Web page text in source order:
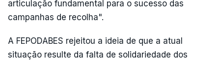
articulação fundamental para o sucesso das
campanhas de recolha".
A FEPODABES rejeitou a ideia de que a atual
situação resulte da falta de solidariedade dos